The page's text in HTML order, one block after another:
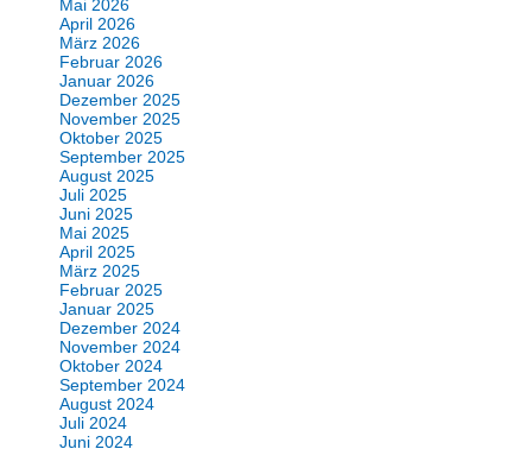
Mai 2026
April 2026
März 2026
Februar 2026
Januar 2026
Dezember 2025
November 2025
Oktober 2025
September 2025
August 2025
Juli 2025
Juni 2025
Mai 2025
April 2025
März 2025
Februar 2025
Januar 2025
Dezember 2024
November 2024
Oktober 2024
September 2024
August 2024
Juli 2024
Juni 2024